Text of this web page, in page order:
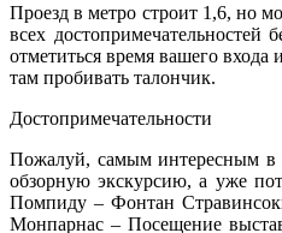
Проезд в метро строит 1,6, но
всех
отметиться время вашего входа
там пробивать талончик.
Достопримечательности
Пожалуй, самым интересным в
обзорную экскурсию, а уже
Помпиду – Фонтан
Монпарнас – Посещение